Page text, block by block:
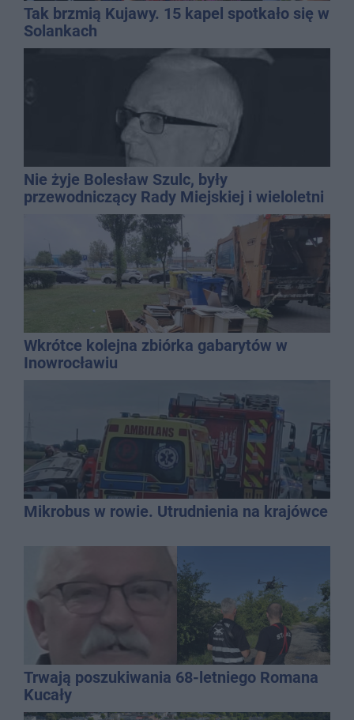
Tak brzmią Kujawy. 15 kapel spotkało się w
Solankach
Nie żyje Bolesław Szulc, były
przewodniczący Rady Miejskiej i wieloletni
dyrektor SP 14
Wkrótce kolejna zbiórka gabarytów w
Inowrocławiu
Mikrobus w rowie. Utrudnienia na krajówce
Trwają poszukiwania 68-letniego Romana
Kucały